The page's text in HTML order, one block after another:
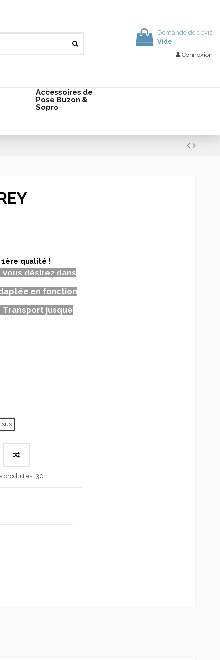
Demande de devis
Vide
Connexion
Accessoires de
Pose Buzon &
Sopro
qualité !
désirez dans
en fonction
jusque
sus
est 30.